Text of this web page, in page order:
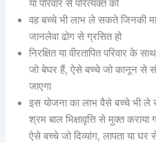
या परिवार से परित्यक्त को
वह बच्चे भी लाभ ले सकते जिनकी
जानलेवा ढोग से ग्रसित हो
निरक्षित या वीरतापित परिवार
जो बेघर हैं, ऐसे बच्चे जो कानून से
जाएगा
इस योजना का लाभ वैसे बच्चे भी ले
श्रम बाल भिक्षावृत्ति से मुक्त
ऐसे बच्चे जो दिव्यांग, लापता या घर